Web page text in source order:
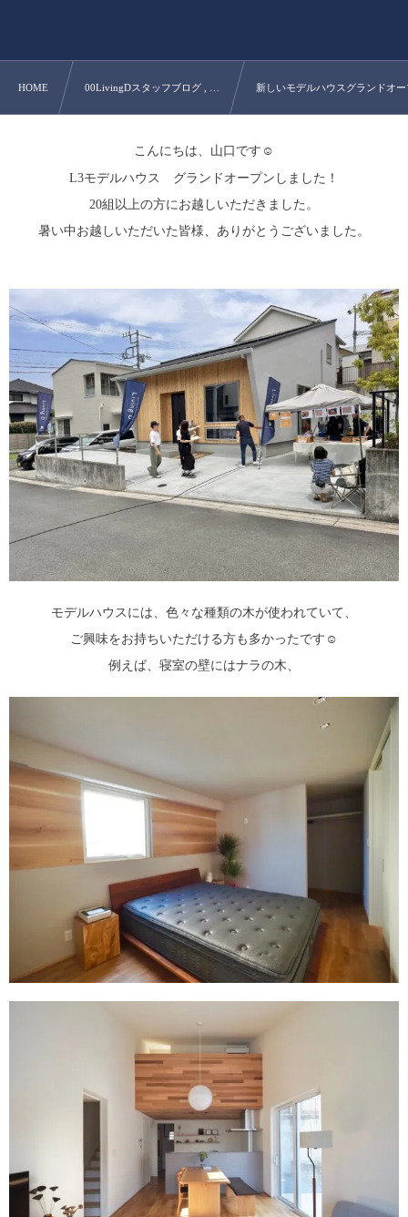
HOME 00LivingDスタッフブログ , … 新しいモデルハウスグランドオ
こんにちは、山口です☺
L3モデルハウス グランドオープンしました！
20組以上の方にお越しいただきました。
暑い中お越しいただいた皆様、ありがとうございました。
モデルハウスには、色々な種類の木が使われていて、
ご興味をお持ちいただける方も多かったです☺
例えば、寝室の壁にはナラの木、